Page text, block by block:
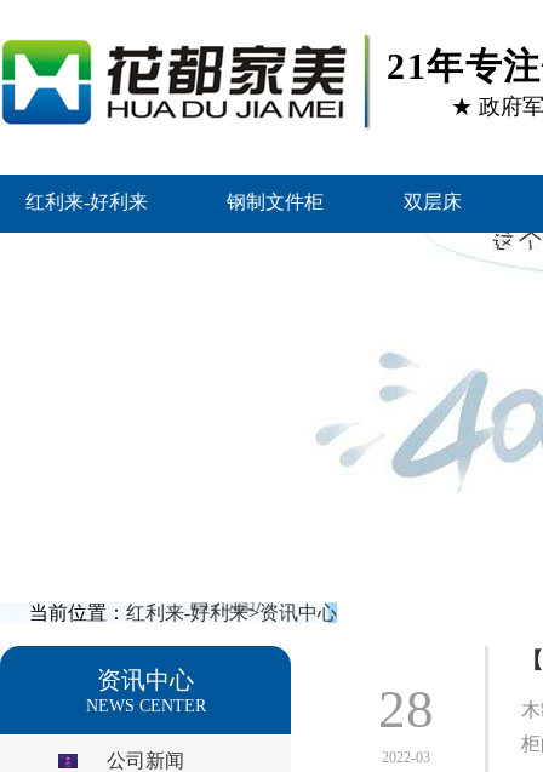
21年专
★ 政府
红利来-好利来 钢制文件柜 双层床
当前位置： 红利来-好利来>资讯中心
资讯中心
NEWS CENTER
公司新闻
28
2022-03